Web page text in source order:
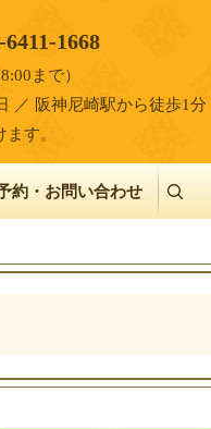
6411-1668
まで）
／ 阪神尼崎駅から徒歩1分
す。
約・お問い合わせ search